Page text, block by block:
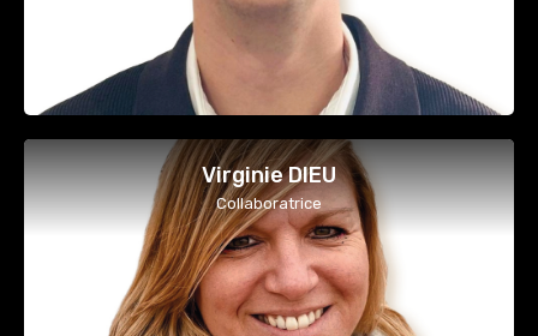
Virginie DIEU
Collaboratrice